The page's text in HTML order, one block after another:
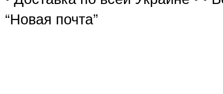
“Новая почта”